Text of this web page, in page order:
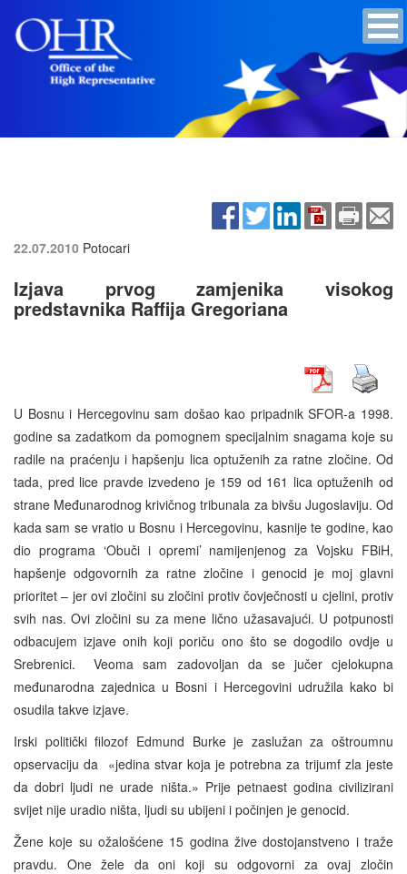
22.07.2010 Potocari
Izjava prvog zamjenika visokog
predstavnika Raffija Gregoriana
U Bosnu i Hercegovinu sam došao kao pripadnik SFOR-a 1998.
godine sa zadatkom da pomognem specijalnim snagama koje su
radile na praćenju i hapšenju lica optuženih za ratne zločine. Od
tada, pred lice pravde izvedeno je 159 od 161 lica optuženih od
strane Međunarodnog krivičnog tribunala za bivšu Jugoslaviju. Od
kada sam se vratio u Bosnu i Hercegovinu, kasnije te godine, kao
dio programa ‘Obuči i opremi’ namijenjenog za Vojsku FBiH,
hapšenje odgovornih za ratne zločine i genocid je moj glavni
prioritet – jer ovi zločini su zločini protiv čovječnosti u cjelini, protiv
svih nas. Ovi zločini su za mene lično užasavajući. U potpunosti
odbacujem izjave onih koji poriču ono što se dogodilo ovdje u
Srebrenici. Veoma sam zadovoljan da se jučer cjelokupna
međunarodna zajednica u Bosni i Hercegovini udružila kako bi
osudila takve izjave.
Irski politički filozof Edmund Burke je zaslužan za oštroumnu
opservaciju da «jedina stvar koja je potrebna za trijumf zla jeste
da dobri ljudi ne urade ništa.» Prije petnaest godina civilizirani
svijet nije uradio ništa, ljudi su ubijeni i počinjen je genocid.
Žene koje su ožalošćene 15 godina žive dostojanstveno i traže
pravdu. One žele da oni koji su odgovorni za ovaj zločin